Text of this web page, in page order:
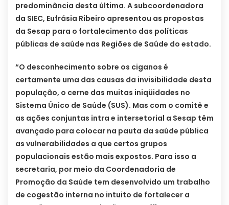
predominância desta última. A subcoordenadora
da SIEC, Eufrásia Ribeiro apresentou as propostas
da Sesap para o fortalecimento das políticas
públicas de saúde nas Regiões de Saúde do estado.
“O desconhecimento sobre os ciganos é
certamente uma das causas da invisibilidade desta
população, o cerne das muitas iniqüidades no
Sistema Único de Saúde (SUS). Mas com o comitê e
as ações conjuntas intra e intersetorial a Sesap têm
avançado para colocar na pauta da saúde pública
as vulnerabilidades a que certos grupos
populacionais estão mais expostos. Para isso a
secretaria, por meio da Coordenadoria de
Promoção da Saúde tem desenvolvido um trabalho
de cogestão interna no intuito de fortalecer a